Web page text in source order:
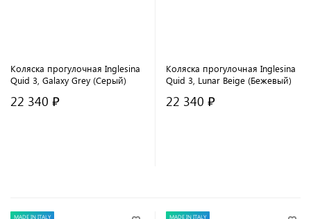
Коляска прогулочная Inglesina
Quid 3, Galaxy Grey (Серый)
22 340 ₽
Коляска прогулочная Inglesina
Quid 3, Lunar Beige (Бежевый)
22 340 ₽
MADE IN ITALY MADE IN ITALY